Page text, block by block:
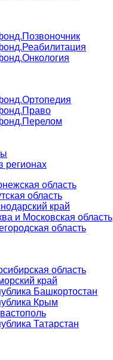
Позвоночник
Реабилитация
Онкология
Ортопедия
Право
Перелом
регионах
область
область
край
и Московская область
область
область
край
Башкортостан
Крым
Татарстан